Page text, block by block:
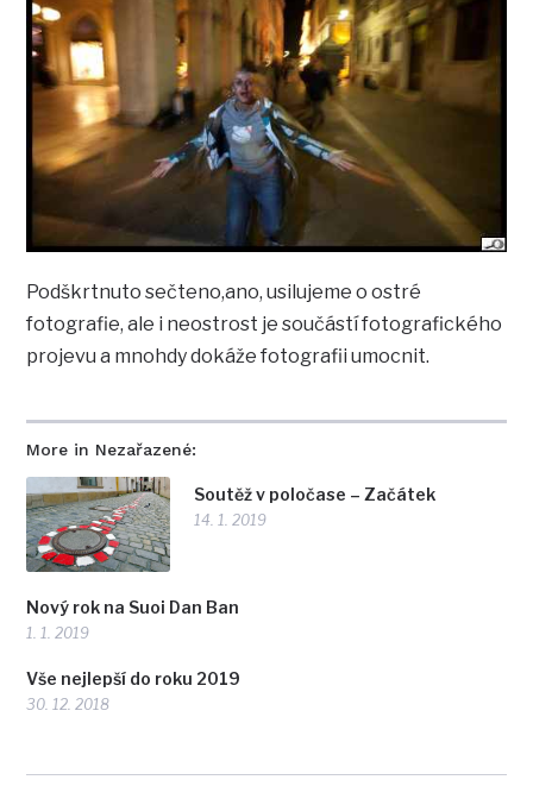
More in Nezařazené:
Soutěž v poločase – Začátek
14. 1. 2019
Nový rok na Suoi Dan Ban
1. 1. 2019
Vše nejlepší do roku 2019
30. 12. 2018
Podškrtnuto sečteno,ano, usilujeme o ostré
fotografie, ale i neostrost je součástí fotografického
projevu a mnohdy dokáže fotografii umocnit.